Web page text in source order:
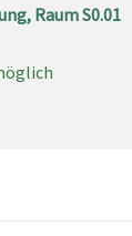
Raum S0.01